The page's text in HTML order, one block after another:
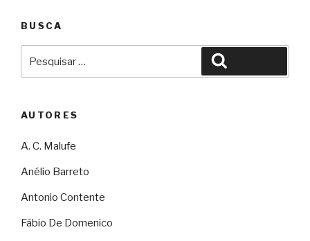
BUSCA
por:
AUTORES
A. C. Malufe
Anélio Barreto
Antonio Contente
Fábio De Domenico